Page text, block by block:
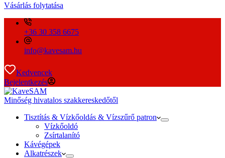
Vásárlás folytatása
+36 30 358 6675
info@kavesam.hu
Kedvencek
Bejelentkezés
Minőség hivatalos szakkereskedőtől
Tisztítás & Vízkőoldás & Vízszűrő patron
Vízkőoldó
Zsírtalanító
Kávégépek
Alkatrészek